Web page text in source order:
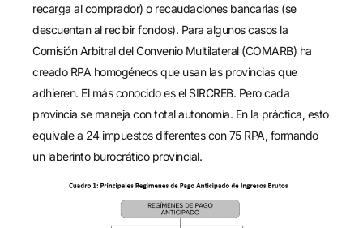
recarga al comprador) o recaudaciones bancarias (se
descuentan al recibir fondos). Para algunos casos la
Comisión Arbitral del Convenio Multilateral (COMARB) ha
creado RPA homogéneos que usan las provincias que
adhieren. El más conocido es el SIRCREB. Pero cada
provincia se maneja con total autonomía. En la práctica, esto
equivale a 24 impuestos diferentes con 75 RPA, formando
un laberinto burocrático provincial.